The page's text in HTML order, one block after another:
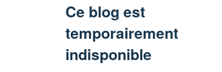
Ce blog est
temporairement
indisponible